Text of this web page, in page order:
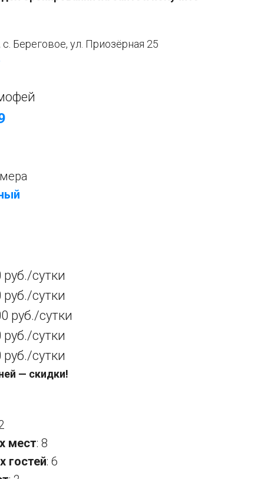
Береговое, ул. Приозёрная 25
руб./сутки
руб./сутки
руб./сутки
руб./сутки
руб./сутки
— скидки!
мест: 8
гостей: 6